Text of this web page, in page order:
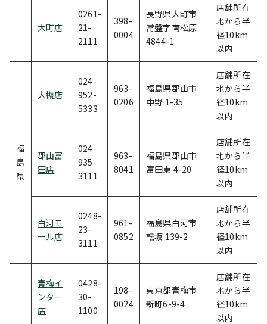
大町店
0261-
21-
2111
398-
0004
長野県大町市
常盤字南松原
4844-1
店舗所在
地から半
径10km
以内
福
島
県
大槻店
024-
952-
5333
963-
0206
福島県郡山市
中野 1-35
店舗所在
地から半
径10km
以内
郡山富
田店
024-
935-
3111
963-
8041
福島県郡山市
富田東 4-20
店舗所在
地から半
径10km
以内
白河モ
ール店
0248-
23-
3111
961-
0852
福島県白河市
転坂 139-2
店舗所在
地から半
径10km
以内
青梅イ
ンター
店
0428-
30-
1100
198-
0024
東京都青梅市
新町6-9-4
店舗所在
地から半
径10km
以内